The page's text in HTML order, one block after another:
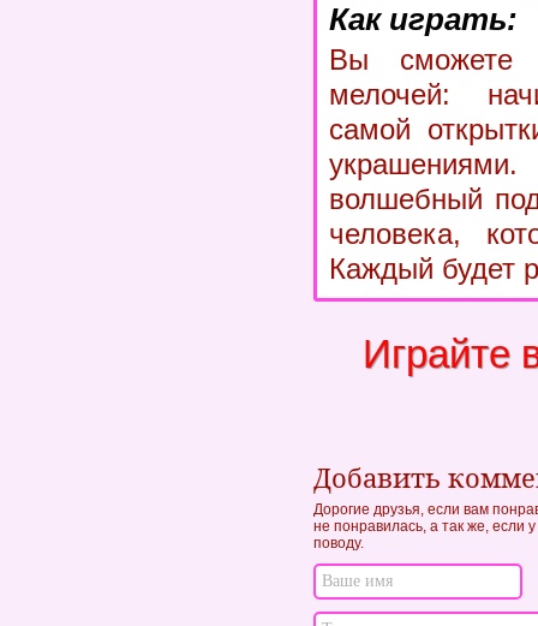
Как играть:
Вы сможете
мелочей:
самой
волшебный
человека,
Каждый будет
Играйте
Добавить
Дорогие друзья, если вам
не понравилась, а так же, если
поводу.